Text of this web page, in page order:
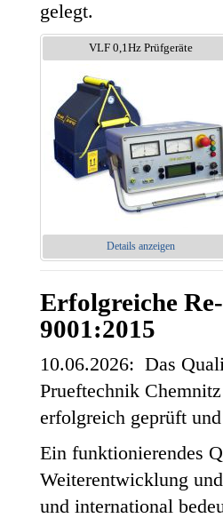
gelegt.
VLF 0,1Hz Prüfgeräte
Details anzeigen
Erfolgreiche
9001:2015
10.06.2026: Das
Prueftechnik
erfolgreich geprüft
Ein funktionierendes
Weiterentwicklung
und international